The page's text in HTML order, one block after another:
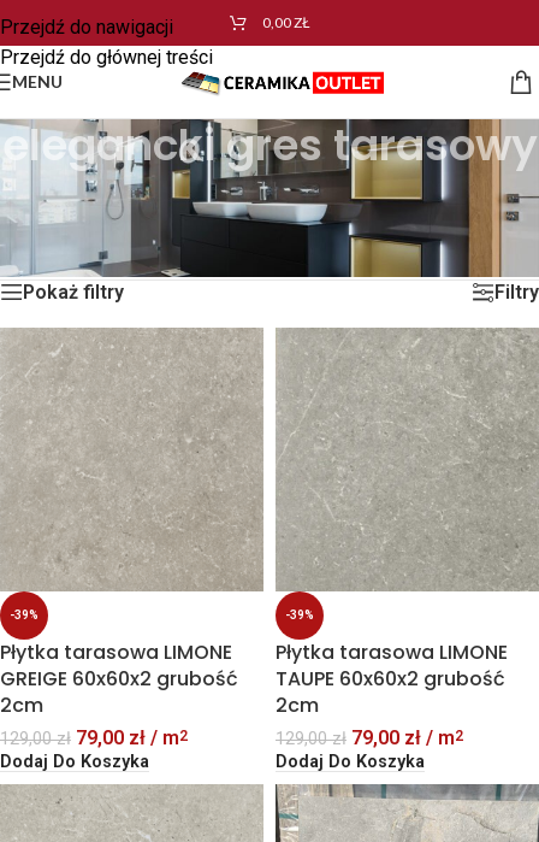
Przejdź do nawigacji
Przejdź do głównej treści
0,00ZŁ
MENU
elegancki gres tarasowy
Strona główna/
Produkty oznaczone “elegancki gres tarasowy”
Wyświetlanie wszystkich wyników: 4
Pokaż filtry
Filtry
-39%
Płytka tarasowa LIMONE
GREIGE 60x60x2 grubość
2cm
129,00zł 79,00 zł / m2
Dodaj Do Koszyka
-39%
Płytka tarasowa LIMONE
TAUPE 60x60x2 grubość
2cm
129,00zł 79,00 zł / m2
Dodaj Do Koszyka